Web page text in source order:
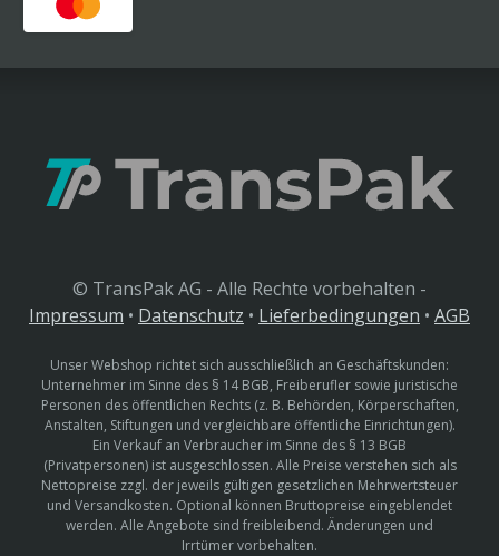
© TransPak AG - Alle Rechte vorbehalten -
Impressum • Datenschutz • Lieferbedingungen • AGB
Unser Webshop richtet sich ausschließlich an Geschäftskunden:
Unternehmer im Sinne des § 14 BGB, Freiberufler sowie juristische
Personen des öffentlichen Rechts (z. B. Behörden, Körperschaften,
Anstalten, Stiftungen und vergleichbare öffentliche Einrichtungen).
Ein Verkauf an Verbraucher im Sinne des § 13 BGB
(Privatpersonen) ist ausgeschlossen. Alle Preise verstehen sich als
Nettopreise zzgl. der jeweils gültigen gesetzlichen Mehrwertsteuer
und Versandkosten. Optional können Bruttopreise eingeblendet
werden. Alle Angebote sind freibleibend. Änderungen und
Irrtümer vorbehalten.